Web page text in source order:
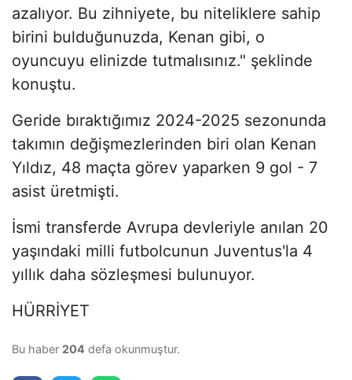
azalıyor. Bu zihniyete, bu niteliklere sahip
birini bulduğunuzda, Kenan gibi, o
oyuncuyu elinizde tutmalısınız." şeklinde
konuştu.
Geride bıraktığımız 2024-2025 sezonunda
takımın değişmezlerinden biri olan Kenan
Yıldız, 48 maçta görev yaparken 9 gol - 7
asist üretmişti.
İsmi transferde Avrupa devleriyle anılan 20
yaşındaki milli futbolcunun Juventus'la 4
yıllık daha sözleşmesi bulunuyor.
HÜRRİYET
Bu haber 204 defa okunmuştur.